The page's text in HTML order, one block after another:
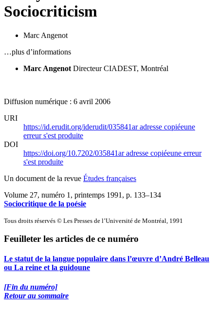
Sociocriticism
Marc Angenot
…plus d’informations
Marc Angenot Directeur CIADEST, Montréal
Diffusion numérique : 6 avril 2006
URI
https://id.erudit.org/iderudit/035841aradresse copiéeune
erreur s'est produite
DOI
https://doi.org/10.7202/035841aradresse copiéeune erreur
s'est produite
Un document de la revue Études françaises
Volume 27, numéro 1, printemps 1991 , p. 133–134
Sociocritique de la poésie
Tous droits réservés © Les Presses de l’Université de Montréal, 1991
Feuilleter les articles de ce numéro
Le statut de la langue populaire dans l’œuvre d’André Belleau
ou La reine et la guidoune
[Fin du numéro]
Retour au sommaire